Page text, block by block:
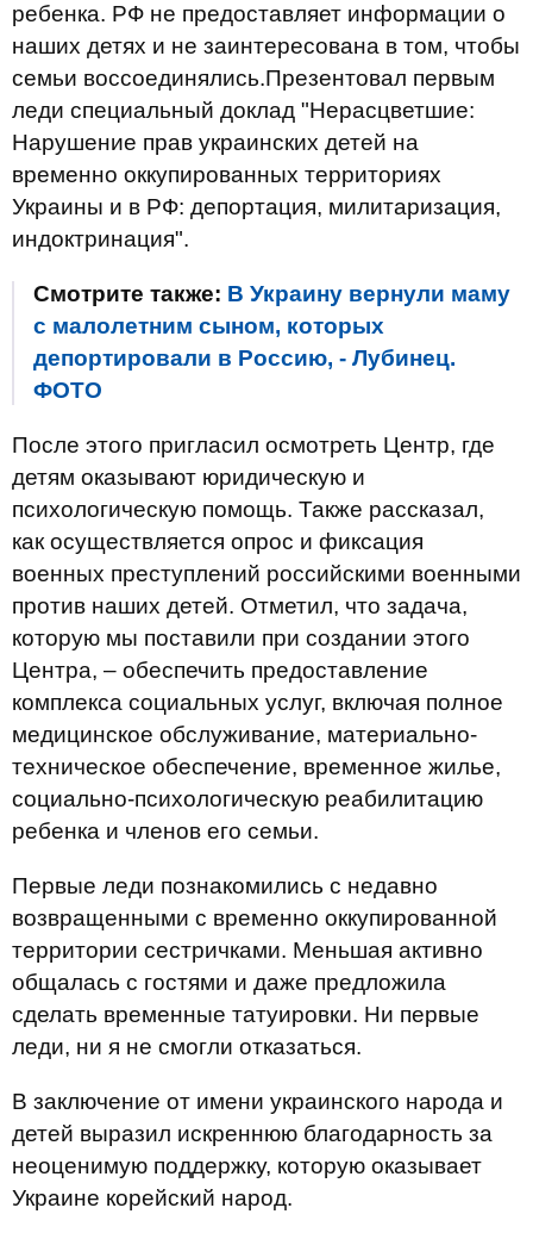
ребенка. РФ не предоставляет информации о
наших детях и не заинтересована в том, чтобы
семьи воссоединялись.Презентовал первым
леди специальный доклад "Нерасцветшие:
Нарушение прав украинских детей на
временно оккупированных территориях
Украины и в РФ: депортация, милитаризация,
индоктринация".
Смотрите также: В Украину вернули маму
с малолетним сыном, которых
депортировали в Россию, - Лубинец.
ФОТО
После этого пригласил осмотреть Центр, где
детям оказывают юридическую и
психологическую помощь. Также рассказал,
как осуществляется опрос и фиксация
военных преступлений российскими военными
против наших детей. Отметил, что задача,
которую мы поставили при создании этого
Центра, – обеспечить предоставление
комплекса социальных услуг, включая полное
медицинское обслуживание, материально-
техническое обеспечение, временное жилье,
социально-психологическую реабилитацию
ребенка и членов его семьи.
Первые леди познакомились с недавно
возвращенными с временно оккупированной
территории сестричками. Меньшая активно
общалась с гостями и даже предложила
сделать временные татуировки. Ни первые
леди, ни я не смогли отказаться.
В заключение от имени украинского народа и
детей выразил искреннюю благодарность за
неоценимую поддержку, которую оказывает
Украине корейский народ.